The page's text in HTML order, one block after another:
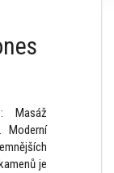
Masáž
Moderní
je